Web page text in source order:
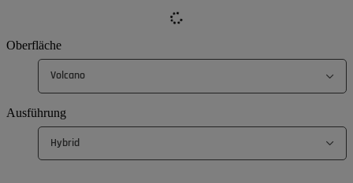
Oberfläche
Volcano
Ausführung
Hybrid